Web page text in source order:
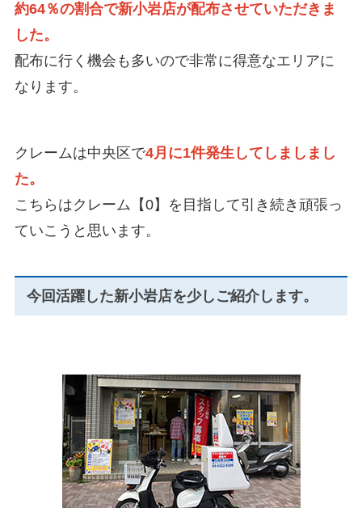
約64％の割合で新小岩店が配布させていただきま
した。
配布に行く機会も多いので非常に得意なエリアに
なります。
クレームは中央区で4月に1件発生してしましまし
た。
こちらはクレーム【0】を目指して引き続き頑張っ
ていこうと思います。
今回活躍した新小岩店を少しご紹介します。